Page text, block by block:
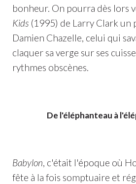
bonheur. On pourra dès lors
Kids(1995) de Larry Clark un
Damien Chazelle, celui qui
claquer sa verge sur ses
rythmes obscènes.
De l'éléphanteau à
Babylon, c'était l'époque où
fête à la fois somptuaire et